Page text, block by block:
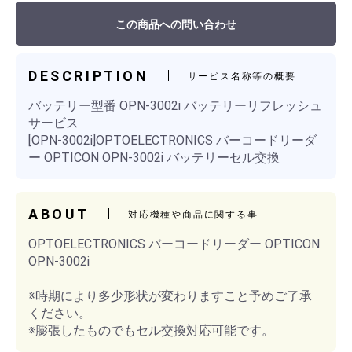
この商品への問い合わせ
DESCRIPTION サービス名称等の概要
バッテリー型番 OPN-3002i バッテリーリフレッシュ
サービス
[OPN-3002i]OPTOELECTRONICS バーコードリーダ
ー OPTICON OPN-3002i バッテリーセル交換
ABOUT 対応機種や商品に関する事
OPTOELECTRONICS バーコードリーダー OPTICON
OPN-3002i
※時期により多少形状が変わりますこと予めご了承
ください。
※膨張したものでもセル交換対応可能です。